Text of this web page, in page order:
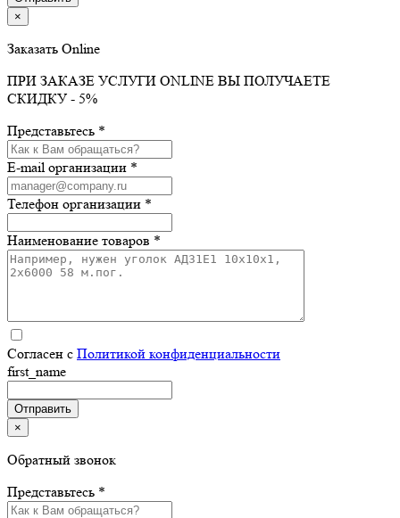
×
Заказать Online
ПРИ ЗАКАЗЕ УСЛУГИ ONLINE ВЫ ПОЛУЧАЕТЕ
СКИДКУ - 5%
Представьтесь *
E-mail организации *
Телефон организации *
Наименование товаров *
Согласен с Политикой конфиденциальности
first_name
×
Обратный звонок
Представьтесь *